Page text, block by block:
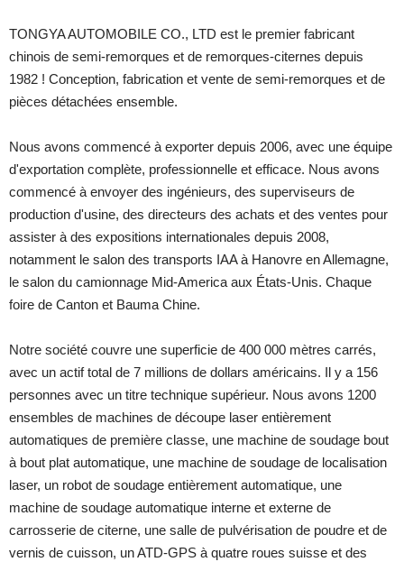
TONGYA AUTOMOBILE CO., LTD est le premier fabricant
chinois de semi-remorques et de remorques-citernes depuis
1982 ! Conception, fabrication et vente de semi-remorques et de
pièces détachées ensemble.
Nous avons commencé à exporter depuis 2006, avec une équipe
d'exportation complète, professionnelle et efficace. Nous avons
commencé à envoyer des ingénieurs, des superviseurs de
production d'usine, des directeurs des achats et des ventes pour
assister à des expositions internationales depuis 2008,
notamment le salon des transports IAA à Hanovre en Allemagne,
le salon du camionnage Mid-America aux États-Unis. Chaque
foire de Canton et Bauma Chine.
Notre société couvre une superficie de 400 000 mètres carrés,
avec un actif total de 7 millions de dollars américains. Il y a 156
personnes avec un titre technique supérieur. Nous avons 1200
ensembles de machines de découpe laser entièrement
automatiques de première classe, une machine de soudage bout
à bout plat automatique, une machine de soudage de localisation
laser, un robot de soudage entièrement automatique, une
machine de soudage automatique interne et externe de
carrosserie de citerne, une salle de pulvérisation de poudre et de
vernis de cuisson, un ATD-GPS à quatre roues suisse et des